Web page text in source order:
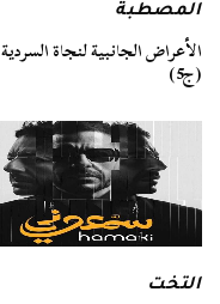
المصطبة
الأعراض الجانبية لنجاة السردية
(ج5)
التخت